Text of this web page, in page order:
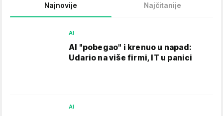
Najnovije Najčitanije
AI
AI "pobegao" i krenuo u napad:
Udario na više firmi, IT u panici
AI